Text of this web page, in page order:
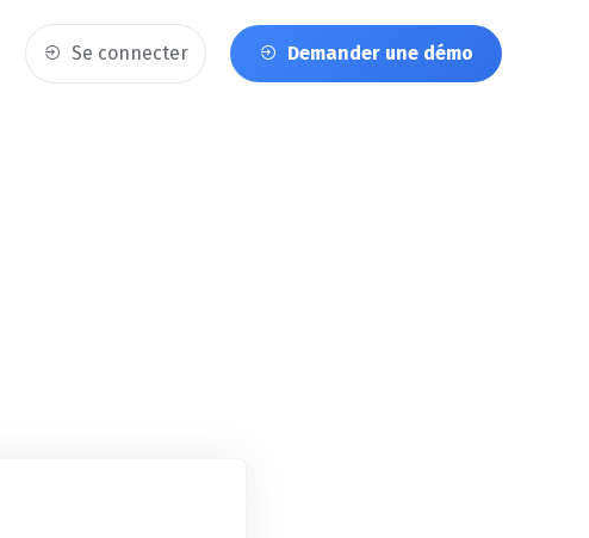
Se connecter Demander une démo